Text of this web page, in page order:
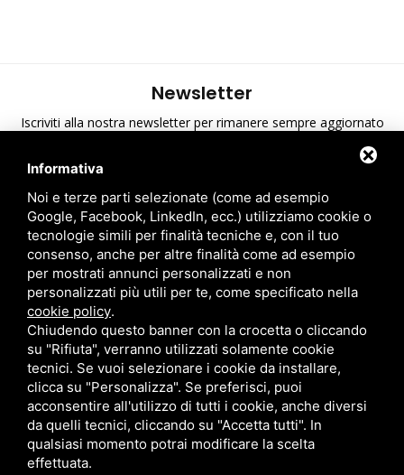
Newsletter
Iscriviti alla nostra newsletter per rimanere sempre aggiornato
Ho preso visione dell'informativa sulla privacy
A.T.S. S.r.l. Via del Mangano, 4/A 40023 Castel Guelfo di Bologna
(BO) Italy | P.Iva 00824841209 |Privacy| Note legali
Informativa
Noi e terze parti selezionate (come ad esempio
Google, Facebook, LinkedIn, ecc.) utilizziamo cookie o
tecnologie simili per finalità tecniche e, con il tuo
consenso, anche per altre finalità come ad esempio
per mostrati annunci personalizzati e non
personalizzati più utili per te, come specificato nella
cookie policy.
Chiudendo questo banner con la crocetta o cliccando
su "Rifiuta", verranno utilizzati solamente cookie
tecnici. Se vuoi selezionare i cookie da installare,
clicca su "Personalizza". Se preferisci, puoi
acconsentire all'utilizzo di tutti i cookie, anche diversi
da quelli tecnici, cliccando su "Accetta tutti". In
qualsiasi momento potrai modificare la scelta
effettuata.